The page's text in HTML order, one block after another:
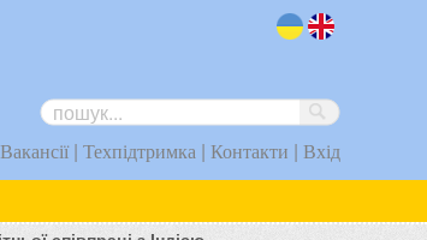
Вакансії| Техпідтримка | Контакти | Вхід